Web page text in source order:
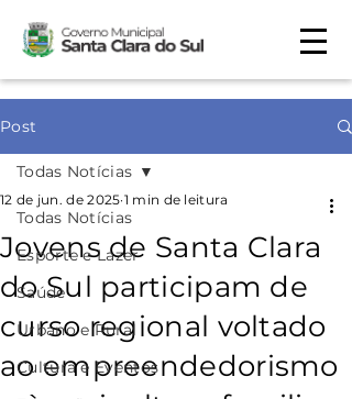
Post
Todas Notícias
Esporte e Lazer
Saúde
Urbano e Rural
Cultura e Eventos
Todas Notícias
Jovens de Santa Clara
do Sul participam de
curso regional voltado
ao empreendedorismo
12 de jun. de 2025 1 min de leitura